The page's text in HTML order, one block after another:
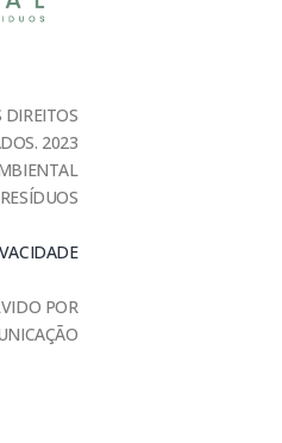
2023
POR